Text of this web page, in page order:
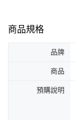
商品規格
品牌
商品
預購說明